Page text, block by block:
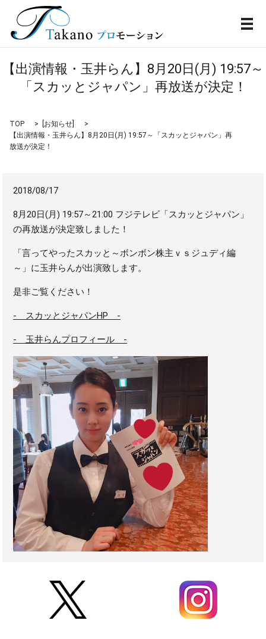
メ
【出演情報・玉井らん】8月20日(月) 19:57～
「スカッとジャパン」再放送が決定！
TOP お知らせ
【出演情報・玉井らん】8月20日(月) 19:57～「スカッとジャパン」再
放送が決定！
2018/08/17
8月20日(月) 19:57～21:00 フジテレビ「スカッとジャパン」
の再放送が決定致しました！
「言ってやったスカッと～ボンボン株主ｖｓジュディ編
～」に玉井らんが出演致します。
是非ご覧ください！
- スカッとジャパンHP -
- 玉井らんプロフィール -